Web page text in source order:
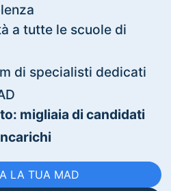
a tutte le scuole di
di specialisti dedicati
migliaia di candidati
LA TUA MAD